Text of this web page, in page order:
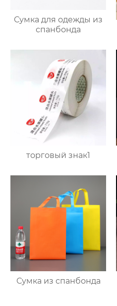
Сумка для одежды из
спанбонда
торговый знак1
Сумка из спанбонда